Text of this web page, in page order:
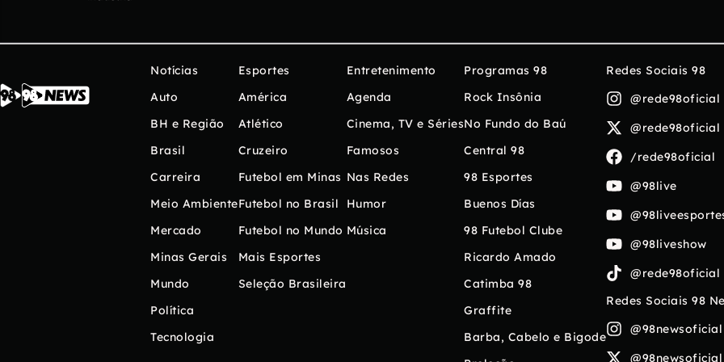
Notícias
Auto
BH e Região
Brasil
Carreira
Meio Ambiente
Mercado
Minas Gerais
Mundo
Política
Tecnologia
Esportes
América
Atlético
Cruzeiro
Futebol em Minas
Futebol no Brasil
Futebol no Mundo
Mais Esportes
Seleção Brasileira
Entretenimento
Agenda
Cinema, TV e Séries
Famosos
Nas Redes
Humor
Música
Programas 98
Rock Insônia
No Fundo do Baú
Central 98
98 Esportes
Buenos Días
98 Futebol Clube
Ricardo Amado
Catimba 98
Graffite
Barba, Cabelo e Bigode
Redes Sociais 98
@rede98oficial
@rede98oficial
/rede98oficial
@98live
@98liveshow
@rede98oficial
Redes Sociais 98
@98newsoficial
@98newsoficial